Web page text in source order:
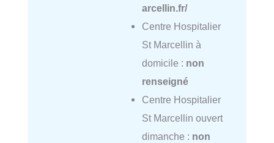
arcellin.fr/
Centre Hospitalier
St Marcellin à
domicile : non
renseigné
Centre Hospitalier
St Marcellin ouvert
dimanche : non